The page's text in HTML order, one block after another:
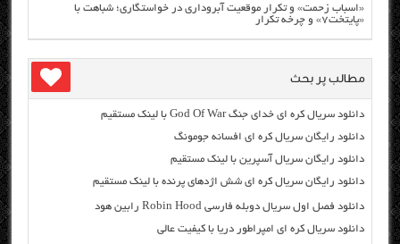
«اسباب زحمت» و تکرار موقعیت آبروداری در خواستگاری؛ شباهت با
«پایتخت۷» و چرخه تکرار
مطالب پر بحث
دانلود سریال کره ای خدای جنگ God Of War با لینک مستقیم
دانلود رایگان سریال کره ای افسانه جومونگ
دانلود رایگان سریال آسپرین با لینک مستقیم
دانلود رایگان سریال کره ای شش اژدهای پرنده با لینک مستقیم
دانلود فصل اول سریال دوبله فارسی Robin Hood رابین هود
دانلود سریال کره ای امپراطور دریا با کیفیت عالی